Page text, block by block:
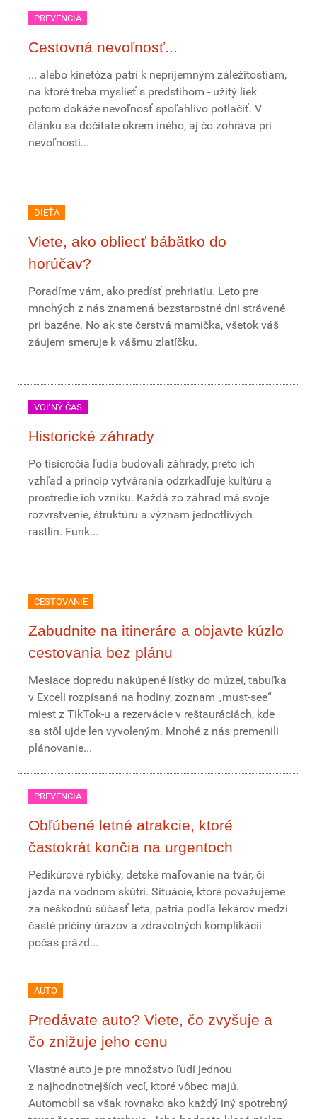
PREVENCIA
Cestovná nevoľnosť...
... alebo kinetóza patrí k nepríjemným záležitostiam,
na ktoré treba myslieť s predstihom - užitý liek
potom dokáže nevoľnosť spoľahlivo potlačiť. V
článku sa dočítate okrem iného, aj čo zohráva pri
nevoľnosti...
DIEŤA
Viete, ako obliecť bábätko do
horúčav?
Poradíme vám, ako predísť prehriatiu. Leto pre
mnohých z nás znamená bezstarostné dni strávené
pri bazéne. No ak ste čerstvá mamička, všetok váš
záujem smeruje k vášmu zlatíčku.
VOĽNÝ ČAS
Historické záhrady
Po tisícročia ľudia budovali záhrady, preto ich
vzhľad a princíp vytvárania odzrkadľuje kultúru a
prostredie ich vzniku. Každá zo záhrad má svoje
rozvrstvenie, štruktúru a význam jednotlivých
rastlín. Funk...
CESTOVANIE
Zabudnite na itineráre a objavte kúzlo
cestovania bez plánu
Mesiace dopredu nakúpené lístky do múzeí, tabuľka
v Exceli rozpísaná na hodiny, zoznam „must-see“
miest z TikTok-u a rezervácie v reštauráciách, kde
sa stôl ujde len vyvoleným. Mnohé z nás premenili
plánovanie...
PREVENCIA
Obľúbené letné atrakcie, ktoré
častokrát končia na urgentoch
Pedikúrové rybičky, detské maľovanie na tvár, či
jazda na vodnom skútri. Situácie, ktoré považujeme
za neškodnú súčasť leta, patria podľa lekárov medzi
časté príčiny úrazov a zdravotných komplikácií
počas prázd...
AUTO
Predávate auto? Viete, čo zvyšuje a
čo znižuje jeho cenu
Vlastné auto je pre množstvo ľudí jednou
z najhodnotnejších vecí, ktoré vôbec majú.
Automobil sa však rovnako ako každý iný spotrebný